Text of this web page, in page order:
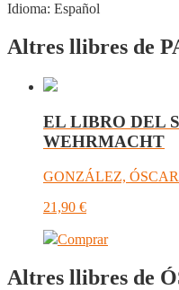
Idioma: Español
Altres llibres de
EL LIBRO DEL
WEHRMACHT
GONZÁLEZ,
21,90 €
Comprar
Altres llibres de